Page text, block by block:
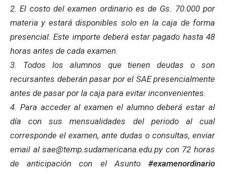
2. El costo del examen ordinario es de Gs. 70.000 por
materia y estará disponibles solo en la caja de forma
presencial. Este importe deberá estar pagado hasta 48
horas antes de cada examen.
3. Todos los alumnos que tienen deudas o son
recursantes deberán pasar por el SAE presencialmente
antes de pasar por la caja para evitar inconvenientes.
4. Para acceder al examen el alumno deberá estar al
día con sus mensualidades del periodo al cual
corresponde el examen, ante dudas o consultas, enviar
email al sae@temp.sudamericana.edu.py con 72 horas
de anticipación con el Asunto #examenordinario